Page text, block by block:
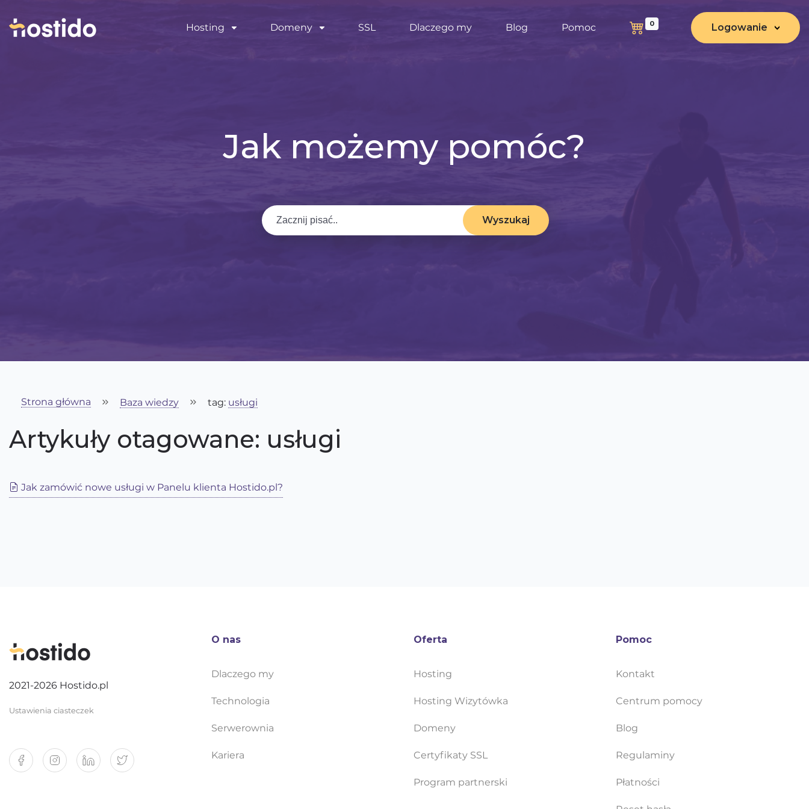
Hosting Domeny SSL Dlaczego my Blog Pomoc 0 Logowanie
Jak możemy pomóc?
Wyszukaj
Strona główna Baza wiedzy tag: usługi
Artykuły otagowane: usługi
Jak zamówić nowe usługi w Panelu klienta Hostido.pl?
2021-2026 Hostido.pl
Ustawienia ciasteczek
O nas
Dlaczego my
Technologia
Serwerownia
Kariera
Oferta
Hosting
Hosting Wizytówka
Domeny
Certyfikaty SSL
Program partnerski
Pomoc
Kontakt
Centrum pomocy
Blog
Regulaminy
Płatności